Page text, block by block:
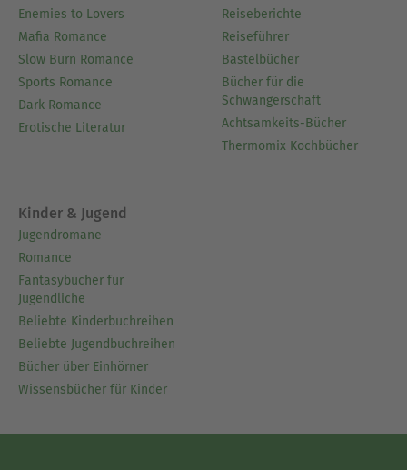
Enemies to Lovers
Mafia Romance
Slow Burn Romance
Sports Romance
Dark Romance
Erotische Literatur
Reiseberichte
Reiseführer
Bastelbücher
Bücher für die
Schwangerschaft
Achtsamkeits-Bücher
Thermomix Kochbücher
Kinder & Jugend
Jugendromane
Romance
Fantasybücher für
Jugendliche
Beliebte Kinderbuchreihen
Beliebte Jugendbuchreihen
Bücher über Einhörner
Wissensbücher für Kinder